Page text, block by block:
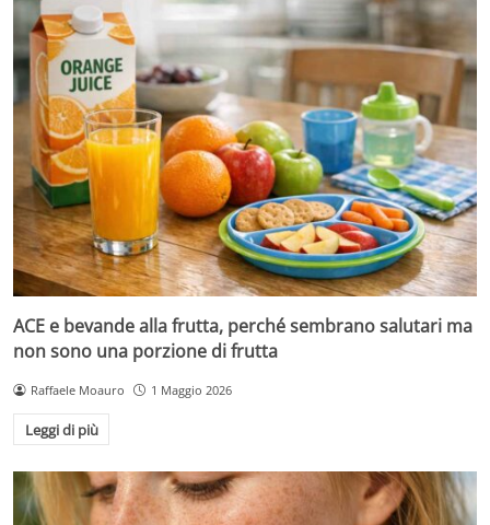
ACE e bevande alla frutta, perché sembrano salutari ma
non sono una porzione di frutta
Raffaele Moauro 1 Maggio 2026
Leggi di più